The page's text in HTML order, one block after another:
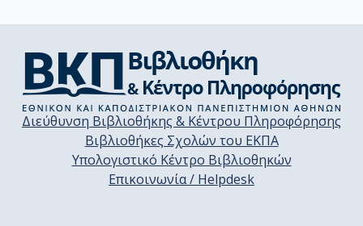
Διεύθυνση Βιβλιοθήκης & Κέντρου Πληροφόρησης
Βιβλιοθήκες Σχολών του ΕΚΠΑ
Υπολογιστικό Κέντρο Βιβλιοθηκών
Επικοινωνία / Helpdesk